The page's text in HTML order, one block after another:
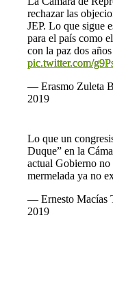
rechazar las
JEP. Lo que sigue
para el país como
con la paz dos
pic.twitter.com/
— Erasmo Zuleta
2019
Lo que un
Duque” en la
actual Gobierno no
mermelada ya no
— Ernesto Macías
2019